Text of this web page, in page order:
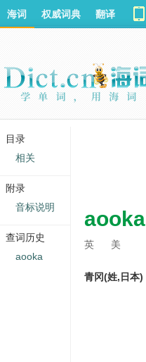
aooka
英 美
青冈(姓,日本)
海词 权威词典 翻译
目录
相关
附录
音标说明
查词历史
aooka